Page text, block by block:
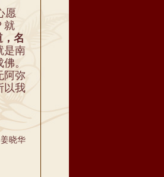
愿
就
名
是南
。
阿弥
以我
晓华